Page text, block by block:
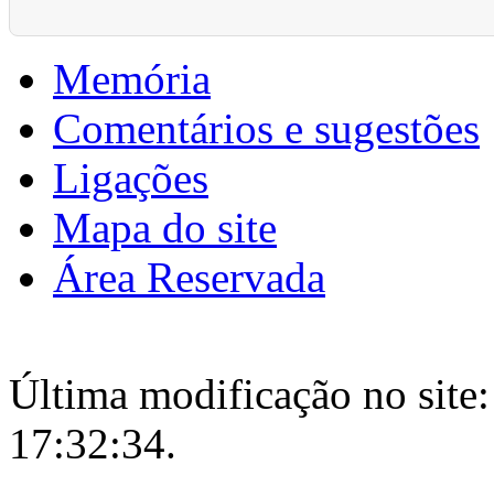
Memória
Comentários e sugestões
Ligações
Mapa do site
Área Reservada
Última modificação no
17:32:34.